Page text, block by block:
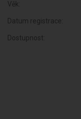
Věk:
Datum registrace:
Dostupnost: